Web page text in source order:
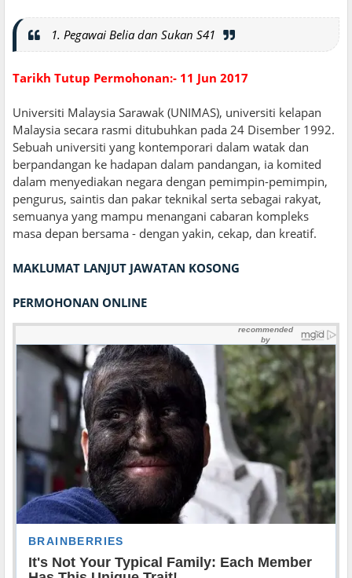
1. Pegawai Belia dan Sukan S41
Tarikh Tutup Permohonan:- 11 Jun 2017
Universiti Malaysia Sarawak (UNIMAS), universiti kelapan
Malaysia secara rasmi ditubuhkan pada 24 Disember 1992.
Sebuah universiti yang kontemporari dalam watak dan
berpandangan ke hadapan dalam pandangan, ia komited
dalam menyediakan negara dengan pemimpin-pemimpin,
pengurus, saintis dan pakar teknikal serta sebagai rakyat,
semuanya yang mampu menangani cabaran kompleks
masa depan bersama - dengan yakin, cekap, dan kreatif.
MAKLUMAT LANJUT JAWATAN KOSONG
PERMOHONAN ONLINE